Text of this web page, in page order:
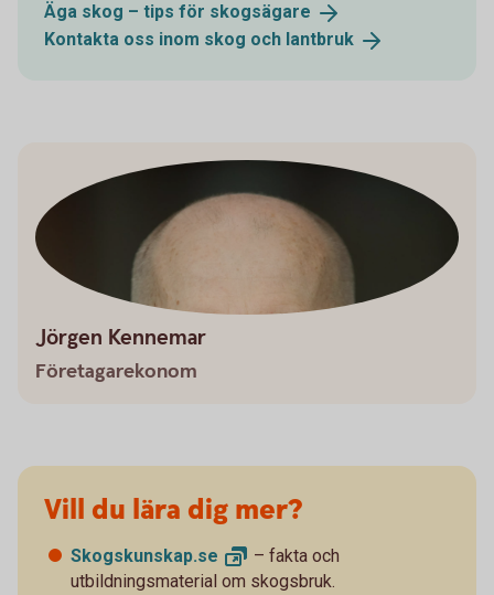
Äga skog – tips för skogsägare
Kontakta oss inom skog och lantbruk
Jörgen Kennemar
Företagarekonom
Vill du lära dig mer?
Skogskunskap.se
– fakta och
utbildningsmaterial om skogsbruk.